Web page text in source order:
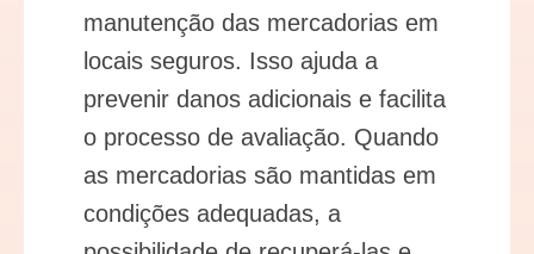
manutenção das mercadorias em
locais seguros. Isso ajuda a
prevenir danos adicionais e facilita
o processo de avaliação. Quando
as mercadorias são mantidas em
condições adequadas, a